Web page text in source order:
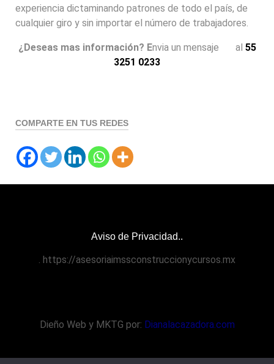
experiencia dictaminando patrones de todo el país, de
cualquier giro y sin importar el número de trabajadores.
¿Deseas mas información? Envia un mensaje al 55
3251 0233
COMPARTE EN TUS REDES
Aviso de Privacidad..
. https://asesoriaimssconstruccionycursos.mx
Dieño Web y MKTG por: Dianalacazadora.com